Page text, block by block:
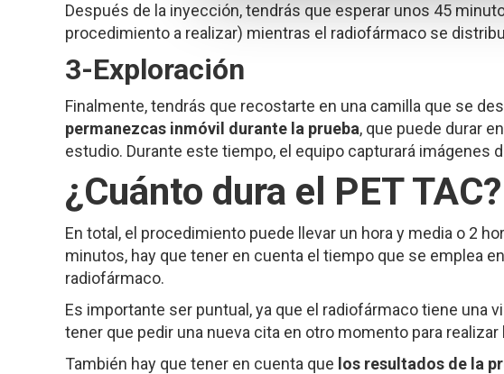
Después de la inyección, tendrás que esperar unos 45
procedimiento a realizar) mientras el radiofármaco se
3-Exploración
Finalmente, tendrás que recostarte en una camilla que se
permanezcas inmóvil durante la prueba, que puede durar
estudio. Durante este tiempo, el equipo capturará imágenes
¿Cuánto dura el PET TAC?
En total, el procedimiento puede llevar un hora y media o 2
minutos, hay que tener en cuenta el tiempo que se emplea
radiofármaco.
Es importante ser puntual, ya que el radiofármaco tiene una
tener que pedir una nueva cita en otro momento para realizar
También hay que tener en cuenta que los resultados de la